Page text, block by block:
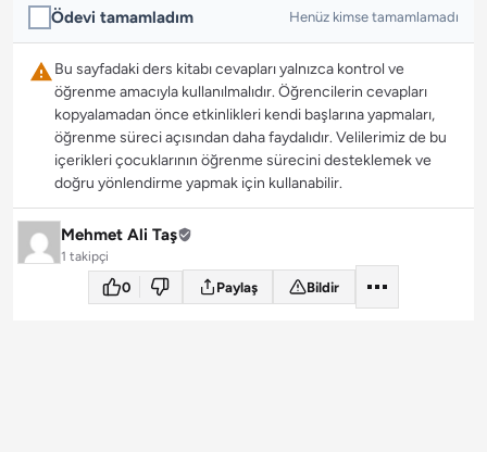
Ödevi tamamladım Henüz kimse tamamlamadı
Bu sayfadaki ders kitabı cevapları yalnızca kontrol ve
öğrenme amacıyla kullanılmalıdır. Öğrencilerin cevapları
kopyalamadan önce etkinlikleri kendi başlarına yapmaları,
öğrenme süreci açısından daha faydalıdır. Velilerimiz de bu
içerikleri çocuklarının öğrenme sürecini desteklemek ve
doğru yönlendirme yapmak için kullanabilir.
Mehmet Ali Taş
1 takipçi
0 Paylaş Bildir